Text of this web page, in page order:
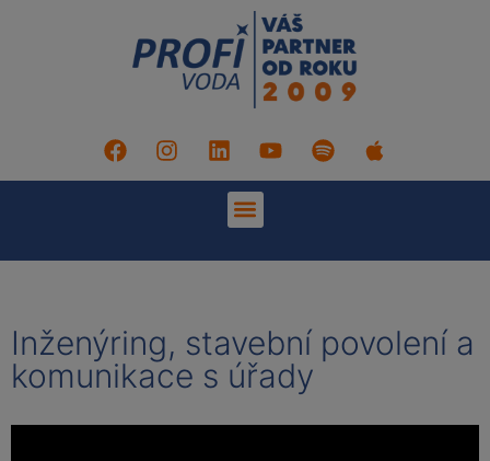
Inženýring, stavební povolení a
komunikace s úřady